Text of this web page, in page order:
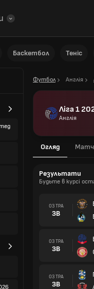
Баскетбол Теніс
Футбол Англія
Ліга 1
Англія
Огляд
Результати
Будьте в курсі
03 ТРА
ЗВ
03 ТРА
ЗВ
03 ТРА
ЗВ